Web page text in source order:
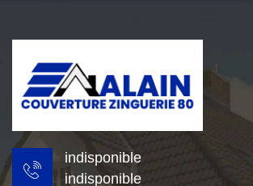
indisponible
indisponible